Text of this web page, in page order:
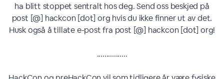
ha blitt stoppet sentralt hos deg. Send oss beskjed på
post [@] hackcon [dot] org hvis du ikke finner ut av det.
Husk også å tillate e-post fra post [@] hackcon [dot] org!
................